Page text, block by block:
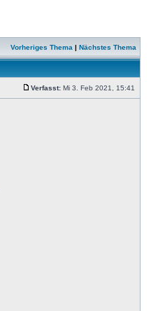
Vorheriges Thema | Nächstes Thema
Verfasst: Mi 3. Feb 2021, 15:41